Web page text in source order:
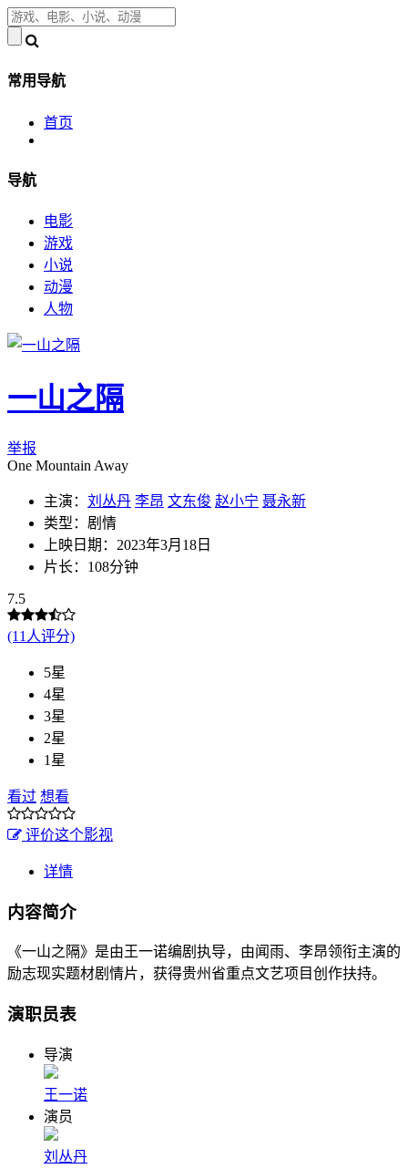
常用导航
首页
导航
电影
游戏
小说
动漫
人物
一山之隔
举报
One Mountain Away
主演： 刘丛丹 李昂 文东俊 赵小宁 聂永新
类型：剧情
上映日期：2023年3月18日
片长：108分钟
7.5
(11人评分)
5星
4星
3星
2星
1星
看过 想看
评价这个影视
详情
内容简介
《一山之隔》是由王一诺编剧执导，由闻雨、李昂领衔主演的
励志现实题材剧情片，获得贵州省重点文艺项目创作扶持。
演职员表
导演
王一诺
演员
刘丛丹